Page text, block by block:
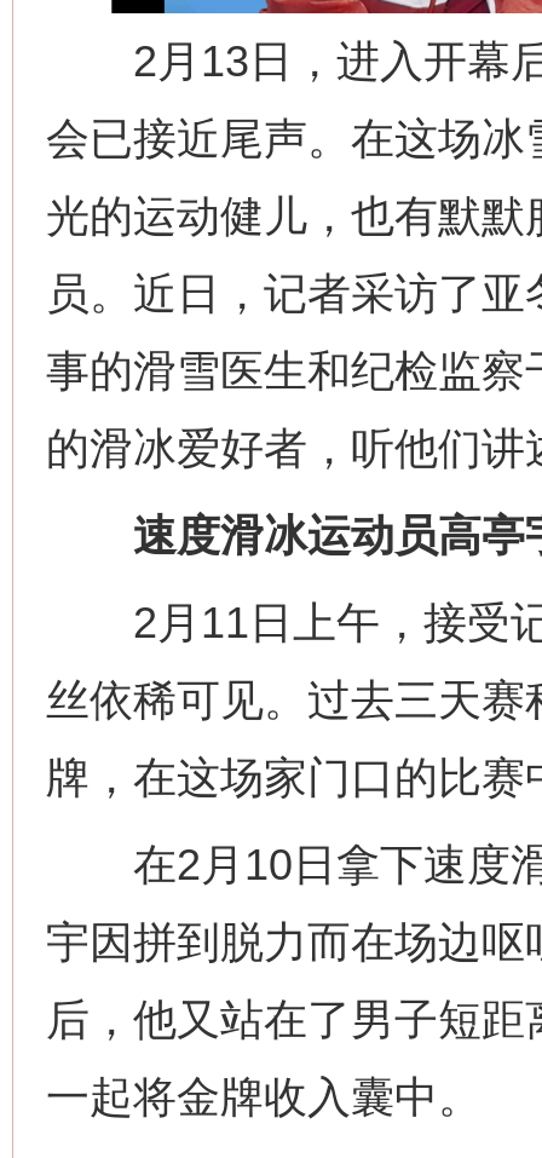
2月13日，进入开幕后
会已接近尾声。在这场
光的运动健儿，也有默
员。近日，记者采访了
事的滑雪医生和纪检监察
的滑冰爱好者，听他们
速度滑冰运动员高亭
2月11日上午，接受记
丝依稀可见。过去三天
牌，在这场家门口的比赛
在2月10日拿下速度滑
宇因拼到脱力而在场边
后，他又站在了男子短
一起将金牌收入囊中。